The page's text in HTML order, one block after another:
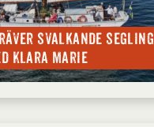
svalkande segling
Klara Marie